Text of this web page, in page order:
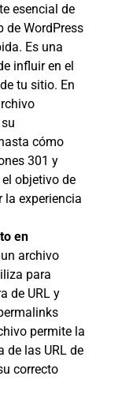
esencial de
de WordPress
Es una
influir en el
tu sitio. En
cómo
301 y
objetivo de
experiencia
en
archivo
para
de URL y
permite la
de las URL de
correcto